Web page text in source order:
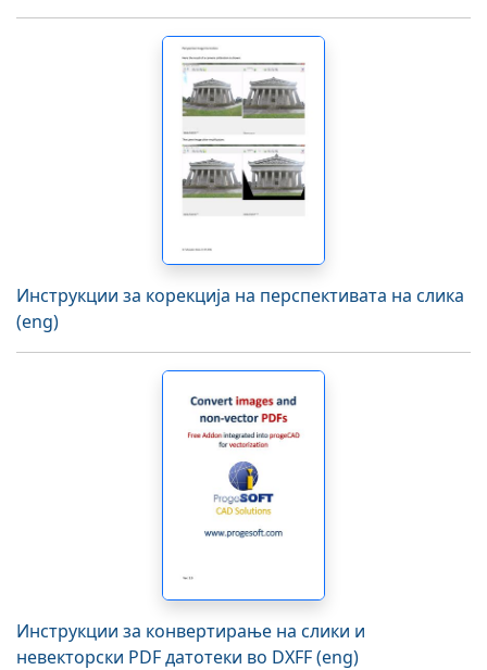
Инструкции за корекција на перспективата на слика
(eng)
Инструкции за конвертирање на слики и
невекторски PDF датотеки во DXFF (eng)